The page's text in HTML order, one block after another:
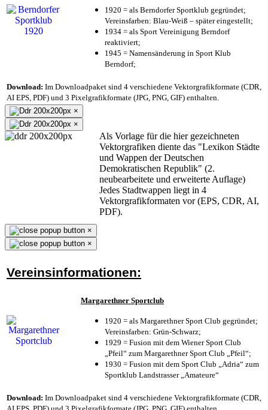
1920 = als Berndorfer Sportklub gegründet;
Vereinsfarben: Blau-Weiß – später eingestellt;
1934 = als Sport Vereinigung Berndorf
reaktiviert;
1945 = Namensänderung in Sport Klub
Berndorf;
Download: Im Downloadpaket sind 4 verschiedene Vektorgrafikformate (CDR,
AI EPS, PDF) und 3 Pixelgrafikformate (JPG, PNG, GIF) enthalten.
×
×
Als Vorlage für die hier gezeichneten
Vektorgrafiken diente das "Lexikon Städte
und Wappen der Deutschen
Demokratischen Republik" (2.
neubearbeitete und erweiterte Auflage)
Jedes Stadtwappen liegt in 4
Vektorgrafikformaten vor (EPS, CDR, AI,
PDF).
×
×
Vereinsinformationen:
Margarethner Sportclub
1920 = als Margarethner Sport Club gegründet;
Vereinsfarben: Grün-Schwarz;
1929 = Fusion mit dem Wiener Sport Club
„Pfeil“ zum Margarethner Sport Club „Pfeil“;
1930 = Fusion mit dem Sport Club „Adria“ zum
Sportklub Landstrasser „Amateure“
Download: Im Downloadpaket sind 4 verschiedene Vektorgrafikformate (CDR,